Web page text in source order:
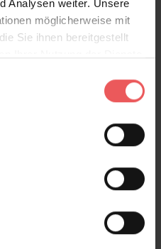
Analysen weiter. Unsere
möglicherweise mit
Sie ihnen bereitgestellt